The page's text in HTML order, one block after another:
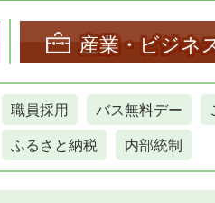
産業・ビジネ
職員採用 バス無料デー
ふるさと納税
内部統制